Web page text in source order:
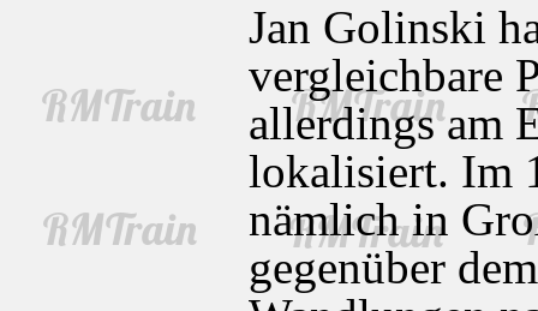
Jan Golinski
vergleichbare
allerdings am
lokalisiert. Im
nämlich in
gegenüber